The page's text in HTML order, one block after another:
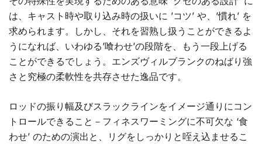
は、キャスト時や取り込み時の扱いに ’コツ’ や、’慣れ’ を
求められます。しかし、それを習熟し扱うことができるよ
うになれば、いわゆる’喰わせ’の段階を、もう一段上げる
ことができるでしょう。エンズヴィルブランクのねばり強
さと究極の柔軟性を共存させた逸品です。
ロッドの振り幅及びスラックラインをイメージ通りにコン
トロールできること－フィネスワーミングに不可欠な ‘食
わせ’ のための演出と、リグをしっかりと咥え込ませるこ